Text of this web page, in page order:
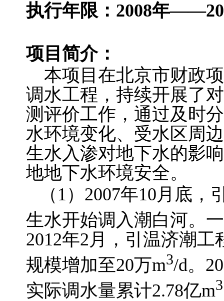
执行年限：2008年
项目简介：
本项目在北京市财政
调水工程，持续开展了
测评价工作，通过及时
水环境变化、受水区周
生水入渗对地下水的影
地地下水环境安全。
（1）2007年10月底，
生水开始调入潮白河。
2012年2月，引温济潮
规模增加至20万m3/d。
实际调水量累计2.78亿m3